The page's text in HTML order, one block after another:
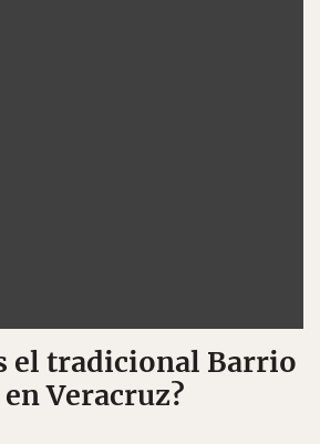
el tradicional Barrio
Veracruz?